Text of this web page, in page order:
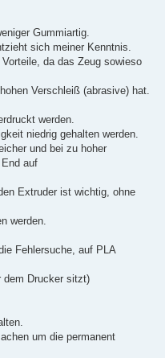
Gummiartig.
sich meiner Kenntnis.
da das Zeug sowieso
Verschleiß (abrasive) hat.
werden.
niedrig gehalten werden.
und bei zu hoher
auf
Extruder ist wichtig, ohne
werden.
Fehlersuche, auf PLA
dem Drucker sitzt)
um die permanent